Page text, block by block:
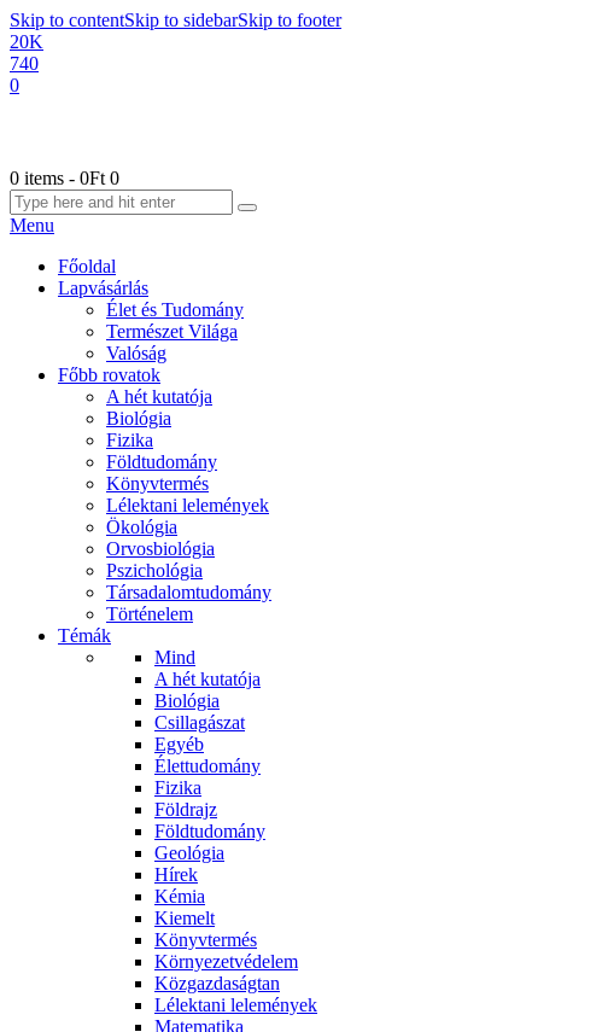
Skip to contentSkip to sidebarSkip to footer
20K
740
0
0 items - 0Ft 0
Menu
Főoldal
Lapvásárlás
Élet és Tudomány
Természet Világa
Valóság
Főbb rovatok
A hét kutatója
Biológia
Fizika
Földtudomány
Könyvtermés
Lélektani lelemények
Ökológia
Orvosbiológia
Pszichológia
Társadalomtudomány
Történelem
Témák
Mind
A hét kutatója
Biológia
Csillagászat
Egyéb
Élettudomány
Fizika
Földrajz
Földtudomány
Geológia
Hírek
Kémia
Kiemelt
Könyvtermés
Környezetvédelem
Közgazdaságtan
Lélektani lelemények
Matematika